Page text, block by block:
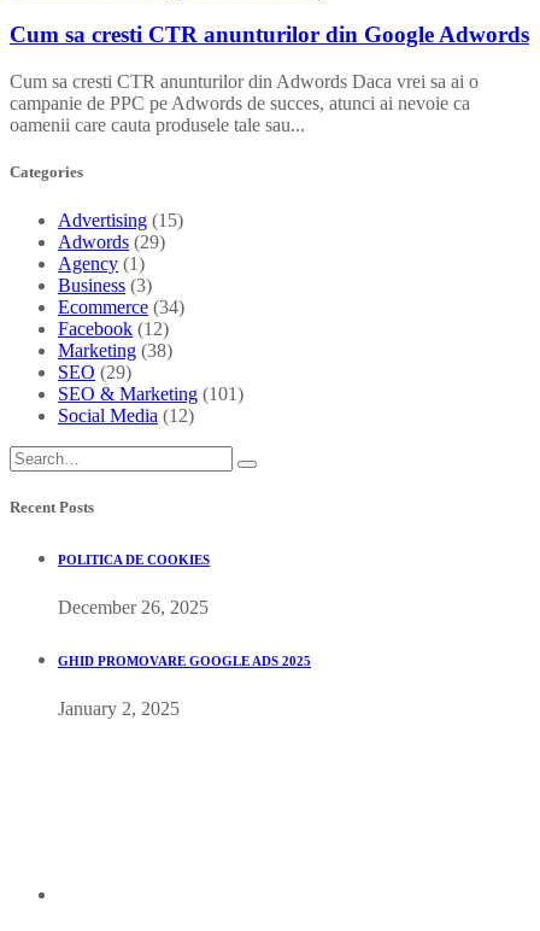
Cum sa cresti CTR anunturilor din Google Adwords
Cum sa cresti CTR anunturilor din Adwords Daca vrei sa ai o
campanie de PPC pe Adwords de succes, atunci ai nevoie ca
oamenii care cauta produsele tale sau...
Categories
Advertising (15)
Adwords (29)
Agency (1)
Business (3)
Ecommerce (34)
Facebook (12)
Marketing (38)
SEO (29)
SEO & Marketing (101)
Social Media (12)
Recent Posts
POLITICA DE COOKIES
December 26, 2025
GHID PROMOVARE GOOGLE ADS 2025
January 2, 2025